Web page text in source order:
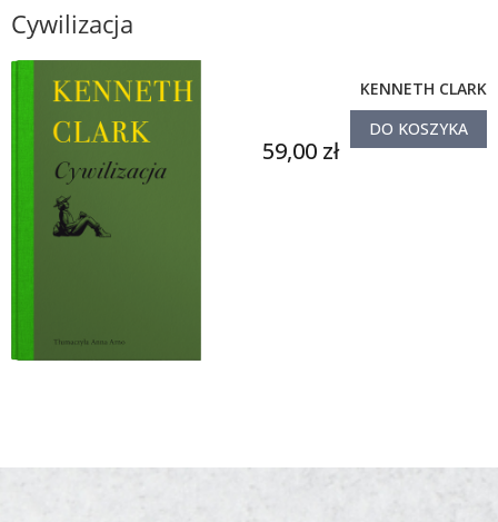
Cywilizacja
KENNETH CLARK
59,00 zł
DO KOSZYKA